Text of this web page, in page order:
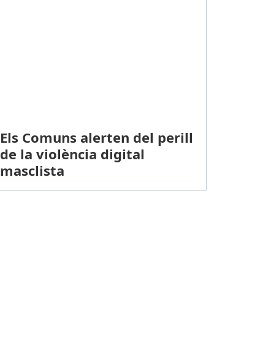
Els Comuns alerten del perill
de la violència digital
masclista